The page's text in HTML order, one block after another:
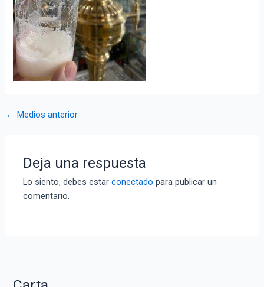
Navegación
← Medios anterior
Deja una respuesta
Lo siento, debes estarconectado para publicar un
comentario.